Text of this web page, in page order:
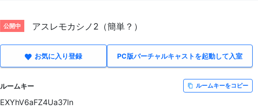
公開中 アスレモカシノ2（簡単？）
お気に入り登録 PC版バーチャルキャストを起動して入室
ルームキー ルームキーをコピー
EXYhV6aFZ4Ua37ln